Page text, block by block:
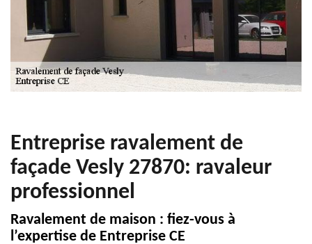
Entreprise ravalement de
façade Vesly 27870: ravaleur
professionnel
Ravalement de maison : fiez-vous à
l’expertise de Entreprise CE